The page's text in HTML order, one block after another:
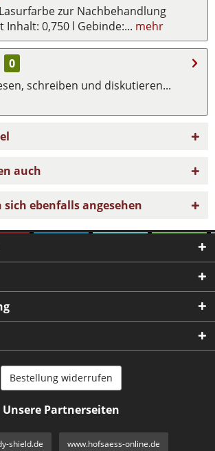
zur Nachbehandlung
Inhalt: 0,750 l Gebinde:... mehr
0
schreiben und diskutieren...
auch
ebenfalls angesehen
Bestellung widerrufen
Unsere Partnerseiten
shield.de www.hofsaess-online.de